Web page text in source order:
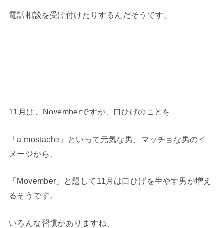
電話相談を受け付けたりするんだそうです。
11月は、Novemberですが、口ひげのことを
「a mostache」といって元気な男、マッチョな男のイ
メージから、
「Movember」と題して11月は口ひげを生やす男が増え
るそうです。
いろんな習慣がありますね。